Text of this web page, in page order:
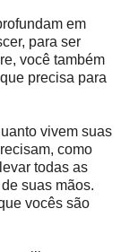
em
para ser
você também
precisa para
vivem suas
como
todas as
suas mãos.
vocês são